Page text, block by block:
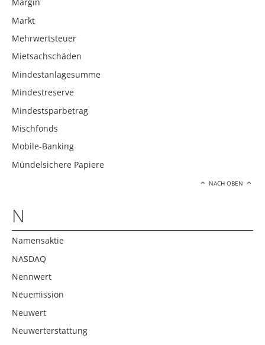
Margin
Markt
Mehrwertsteuer
Mietsachschäden
Mindestanlagesumme
Mindestreserve
Mindestsparbetrag
Mischfonds
Mobile-Banking
Mündelsichere Papiere
NACH OBEN
N
Namensaktie
NASDAQ
Nennwert
Neuemission
Neuwert
Neuwerterstattung